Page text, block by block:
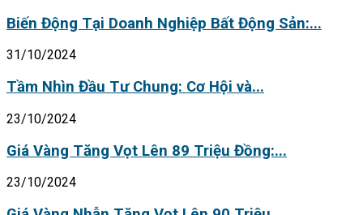
Biến Động Tại Doanh Nghiệp Bất Động Sản:...
31/10/2024
Tầm Nhìn Đầu Tư Chung: Cơ Hội và...
23/10/2024
Giá Vàng Tăng Vọt Lên 89 Triệu Đồng:...
23/10/2024